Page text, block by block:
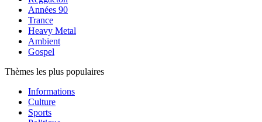
Années 90
Trance
Heavy Metal
Ambient
Gospel
Thèmes les plus populaires
Informations
Culture
Sports